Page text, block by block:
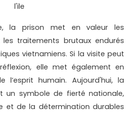
l'ile
la prison met en valeur les
traitements brutaux endurés
vietnamiens. Si la visite peut
elle met également en
l’esprit humain. Aujourd'hui, la
un symbole de fierté nationale,
et de la détermination durables